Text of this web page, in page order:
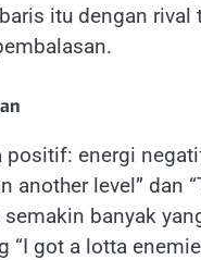
itu dengan rival
energi
another level” dan
banyak
“I got a lotta